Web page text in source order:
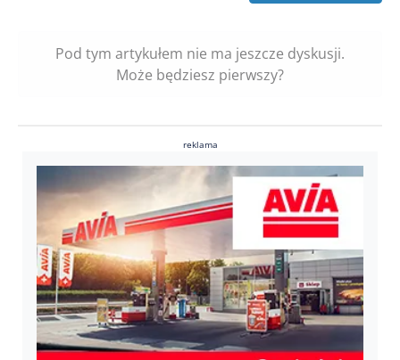
Pod tym artykułem nie ma jeszcze dyskusji.
Może będziesz pierwszy?
reklama